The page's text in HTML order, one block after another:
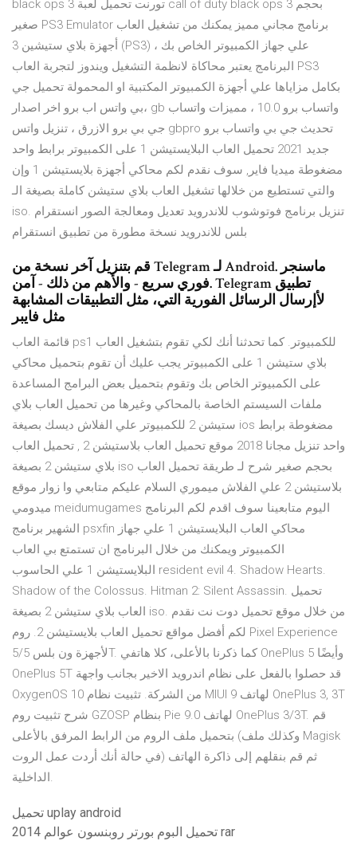
black ops 3 تورنت تحميل لعبة call of duty black ops 3 بحجم
صغير PS3 Emulator برنامج مجاني مميز يمكنك من تشغيل العاب
أجهزة بلاي ستيشين 3 (PS3) علي جهاز الكمبيوتر الخاص بك ،
البرنامج يعتبر محاكاة لانظمة التشغيل ويندوز لتجربة العاب PS3
بكامل مزاياها علي أجهزة الكمبيوتر المكتبية او المحمولة تحميل جي
بي واتس اب برو اخر اصدار، gb واتساب برو 10.0 ، مميزات واتساب
جي بي برو الازرق ، تنزيل واتس gbpro تحديث جي بي واتساب برو
جديد 2021 تحميل العاب البلايستيشن 1 على الكمبيوتر برابط واحد
مضغوطة ميديا فاير, سوف نقدم لكم محاكي أجهزة بلايستيشن 1 وإن
والتي تستطيع من خلالها تشغيل العاب بلاي ستيشن كاملة بصيغة الـ
iso. تنزيل برنامج فوتوشوب للاندرويد تعديل ومعالجة الصور انستقرام
بلس للاندرويد نسخة مطورة من تطبيق انستقرام
قم بتنزيل آخر نسخة من Telegram لـ Android. ماسنجر
فوري سريع - والأهم من ذلك - آمن. Telegram تطبيق
لأإرسال الرسائل الفورية التي، مثل التطبيقات المشابهة
مثل فايبر
قائمة العاب ps1 للكمبيوتر. كما تحدثنا أنك لكي تقوم بتشغيل العاب
بلاي ستيشن 1 على الكمبيوتر يجب عليك أن تقوم بتحميل محاكي
على الكمبيوتر الخاص بك وتقوم بتحميل بعض البرامج المساعدة
ملفات السيستم الخاصة بالمحاكي وغيرها من تحميل العاب بلاي
ستيشن 2 للكمبيوتر علي الفلاش ديسك بصيغة ios مضغوطة برابط
واحد تنزيل مجانا 2018 موقع تحميل العاب بلاستيشن 2 , تحميل العاب
بلاي ستيشن 2 بصيغة iso بحجم صغير شرح لـ طريقة تحميل العاب
بلاستيشن 2 علي الفلاش ميموري السلام عليكم متابعي وا زوار موقع
ميدومي meidumugames اليوم متابعينا سوف اقدم لكم البرنامج
الشهير برنامج psxfin محاكي العاب البلايستيشن 1 علي جهاز
الكمبيوتر ويمكنك من خلال البرنامج ان تستمتع بي العاب
البلايستيشن 1 علي الحاسوب resident evil 4. Shadow Hearts.
Shadow of the Colossus. Hitman 2: Silent Assassin. تحميل
العاب بلاي ستيشن 2 بصيغة iso. من خلال موقع تحميل دوت نت نقدم
لكم أفضل مواقع تحميل العاب بلايستيشن 2. روم Pixel Experience
لأجهزة ون بلس 5/5T. كما ذكرنا بالأعلى، كلا هاتفي OnePlus 5 وأيضًا
OnePlus 5T قد حصلوا بالفعل على نظام اندرويد الاخير بجانب واجهة
OxygenOS 10 من الشركة. تثبيت نظام MIUI 9 لهاتف OnePlus 3, 3T
شرح تثبيت روم GZOSP بنظام Pie 9.0 لهاتف OnePlus 3/3T. قم
بتحميل ملف الروم من الرابط المرفق بالأعلى (وكذلك ملف Magisk
في حالة أنك أردت عمل الروت) ثم قم بنقلهم إلى ذاكرة الهاتف
الداخلية.
تحميل uplay android
تحميل البوم بورتر روبنسون عوالم 2014 rar